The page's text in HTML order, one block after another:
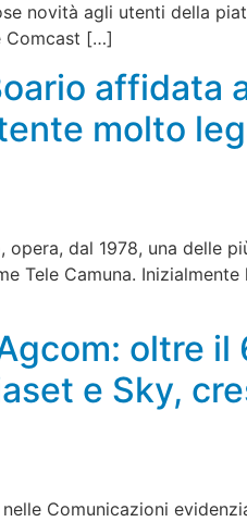
novità agli utenti della
Comcast […]
affidata
molto
opera, dal 1978, una delle
Tele Camuna. Inizialmente
oltre il
e Sky,
Comunicazioni